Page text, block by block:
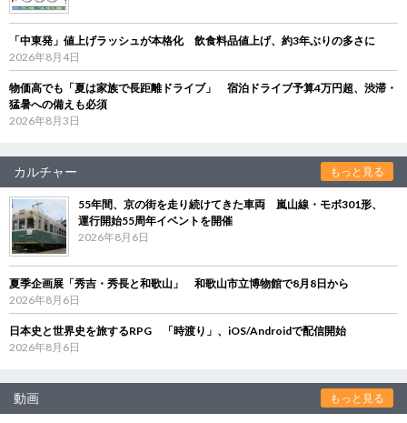
「中東発」値上げラッシュが本格化 飲食料品値上げ、約3年ぶりの多さに
2026年8月4日
物価高でも「夏は家族で長距離ドライブ」 宿泊ドライブ予算4万円超、渋滞・
猛暑への備えも必須
2026年8月3日
カルチャー もっと見る
55年間、京の街を走り続けてきた車両 嵐山線・モボ301形、
運行開始55周年イベントを開催
2026年8月6日
夏季企画展「秀吉・秀長と和歌山」 和歌山市立博物館で8月8日から
2026年8月6日
日本史と世界史を旅するRPG 「時渡り」、iOS/Androidで配信開始
2026年8月6日
動画 もっと見る